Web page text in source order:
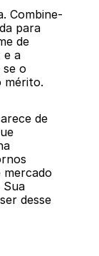
Combine-
para
de
e a
o
mérito.
de
mercado
Sua
desse